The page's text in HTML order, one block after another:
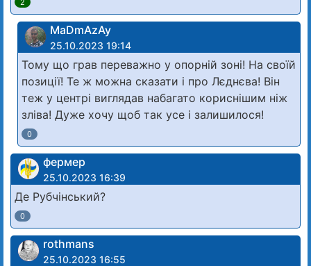
2
MaDmAzAy
25.10.2023 19:14
Тому що грав переважно у опорній зоні! На своїй
позиції! Те ж можна сказати і про Лєднєва! Він
теж у центрі виглядав набагато кориснішим ніж
зліва! Дуже хочу щоб так усе і залишилося!
0
фермер
25.10.2023 16:39
Де Рубчінський?
0
rothmans
25.10.2023 16:55